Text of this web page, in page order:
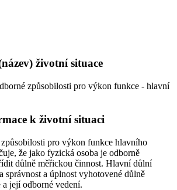
životní situace
způsobilosti pro výkon funkce - hlavní
k životní situaci
pro výkon funkce hlavního
že jako fyzická osoba je odborně
důlně měřickou činnost. Hlavní důlní
správnost a úplnost vyhotovené důlně
její odborné vedení.